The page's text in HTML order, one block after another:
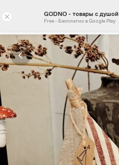
× GODNO - товары с душой
Free - Бесплатно в Google Play